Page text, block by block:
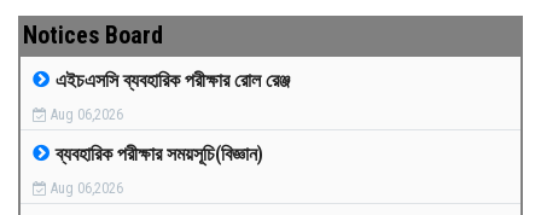
GALLERY
MEDIA
PAYMENT
Notices Board
এইচএসসি ব্যবহারিক পরীক্ষার রোল রেঞ্জ
Aug 06,2026
ব্যবহারিক পরীক্ষার সময়সূচি(বিজ্ঞান)
Aug 06,2026